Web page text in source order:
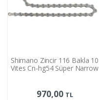
Shimano Zincir 116 Bakla 10
Vites Cn-hg54 Süper Narrow
970,00 TL